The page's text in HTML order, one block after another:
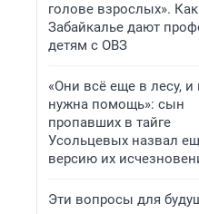
голове взрослых».
Забайкалье дают
детям с ОВЗ
«Они всё еще в лесу, и
нужна помощь»: сын
пропавших в тайге
Усольцевых назвал
версию их
Эти вопросы для